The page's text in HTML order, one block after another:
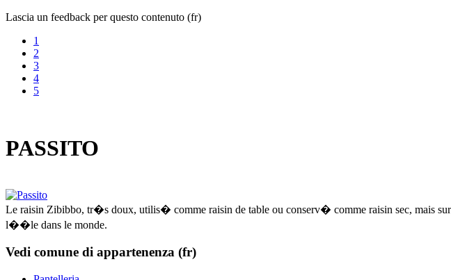
Lascia un feedback per questo contenuto (fr)
1
2
3
4
5
PASSITO
Le raisin Zibibbo, tr�s doux, utilis� comme raisin de table ou conserv� comme raisin sec, mais
l��le dans le monde.
Vedi comune di appartenenza (fr)